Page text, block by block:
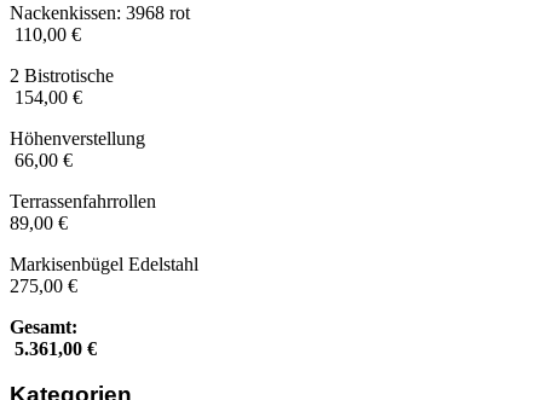
Nackenkissen: 3968 rot
110,00 €
2 Bistrotische
154,00 €
Höhenverstellung
66,00 €
Terrassenfahrrollen
89,00 €
Markisenbügel Edelstahl
275,00 €
Gesamt:
5.361,00 €